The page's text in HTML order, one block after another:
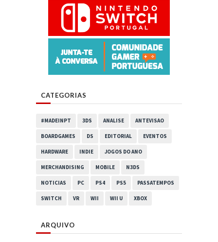
CATEGORIAS
#MADEINPT 3DS ANALISE ANTEVISAO
BOARDGAMES DS EDITORIAL EVENTOS
HARDWARE INDIE JOGOS DO ANO
MERCHANDISING MOBILE N3DS
NOTICIAS PC PS4 PS5 PASSATEMPOS
SWITCH VR WII WII U XBOX
ARQUIVO